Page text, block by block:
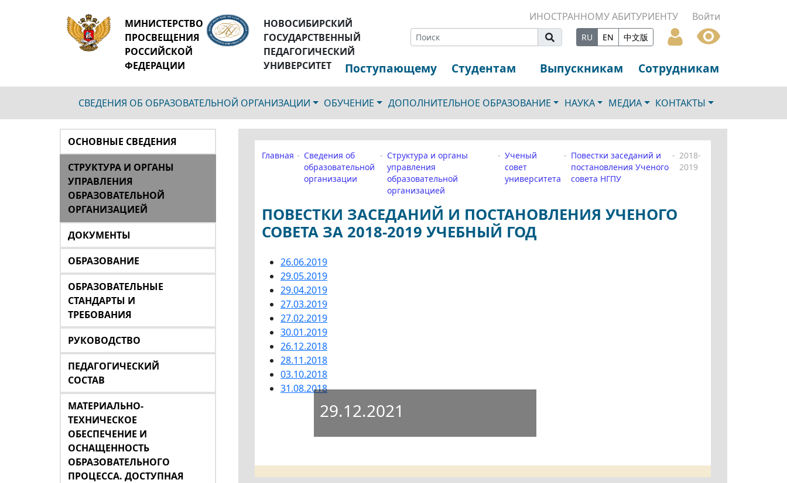
МИНИСТЕРСТВО
ПРОСВЕЩЕНИЯ
РОССИЙСКОЙ
ФЕДЕРАЦИИ
НОВОСИБИРСКИЙ
ГОСУДАРСТВЕННЫЙ
ПЕДАГОГИЧЕСКИЙ
УНИВЕРСИТЕТ
ИНОСТРАННОМУ АБИТУРИЕНТУ Войти
RU EN 中文版
Поступающему Студентам Выпускникам Сотрудникам
СВЕДЕНИЯ ОБ ОБРАЗОВАТЕЛЬНОЙ ОРГАНИЗАЦИИ ОБУЧЕНИЕ ДОПОЛНИТЕЛЬНОЕ ОБРАЗОВАНИЕ НАУКА МЕДИА КОНТАКТЫ
ОСНОВНЫЕ СВЕДЕНИЯ
СТРУКТУРА И ОРГАНЫ
УПРАВЛЕНИЯ
ОБРАЗОВАТЕЛЬНОЙ
ОРГАНИЗАЦИЕЙ
ДОКУМЕНТЫ
ОБРАЗОВАНИЕ
ОБРАЗОВАТЕЛЬНЫЕ
СТАНДАРТЫ И
ТРЕБОВАНИЯ
РУКОВОДСТВО
ПЕДАГОГИЧЕСКИЙ
СОСТАВ
МАТЕРИАЛЬНО-
ТЕХНИЧЕСКОЕ
ОБЕСПЕЧЕНИЕ И
ОСНАЩЕННОСТЬ
ОБРАЗОВАТЕЛЬНОГО
ПРОЦЕССА. ДОСТУПНАЯ
Главная
Сведения об
образовательной
организации
Структура и органы
управления
образовательной
организацией
Ученый
совет
университета
Повестки заседаний и
постановления Ученого
совета НГПУ
2018-
2019
ПОВЕСТКИ ЗАСЕДАНИЙ И ПОСТАНОВЛЕНИЯ УЧЕНОГО
СОВЕТА ЗА 2018-2019 УЧЕБНЫЙ ГОД
26.06.2019
29.05.2019
29.04.2019
27.03.2019
27.02.2019
30.01.2019
26.12.2018
28.11.2018
03.10.2018
31.08.2018
29.12.2021